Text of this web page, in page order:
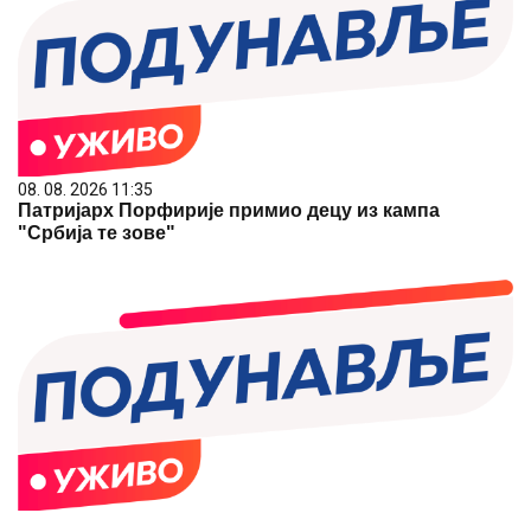
08. 08. 2026 11:35
Патријарх Порфирије примио децу из кампа
"Србија те зове"